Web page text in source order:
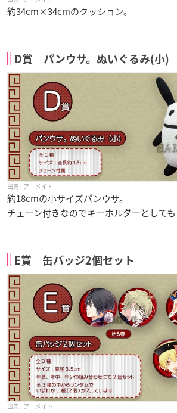
約34cm×34cmのクッション。
D賞 パンウサ。ぬいぐるみ(小)
アニメイト
約18cmの小サイズパンウサ。
チェーン付きなのでキーホルダーとしても
E賞 缶バッジ2個セット
アニメイト